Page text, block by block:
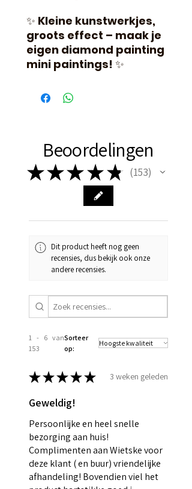
✨ Kleine kunstwerkjes,
groots effect – maak je
eigen diamond painting
mini paintings! ✨
Beoordelingen
★★★ ★ ★ 153
153
Dit product heeft nog geen
recensies, dus bekijk ook onze
andere recensies.
1 - 6 van
153
Sorteer
op:
★★★★★ 3 weken geleden
Geweldig!
Persoonlijke en heel snelle
bezorging aan huis!
Complimenten aan Wietske voor
deze klant ( en buur) vriendelijke
afhandeling! Bovendien viel het